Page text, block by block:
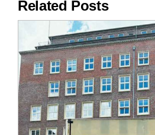
Datenschutzerklärung
Impressum
Related Posts